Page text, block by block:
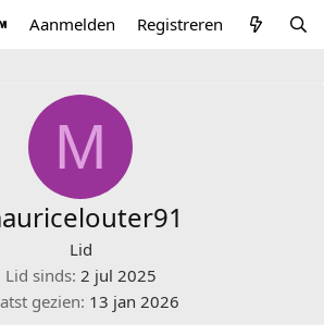
Aanmelden Registreren
M
Lid
Lid sinds 2 jul 2025
gezien 13 jan 2026